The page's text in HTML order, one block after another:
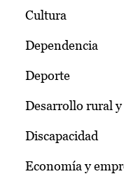
Cultura
Dependencia
Deporte
Desarrollo rural
Discapacidad
Economía y